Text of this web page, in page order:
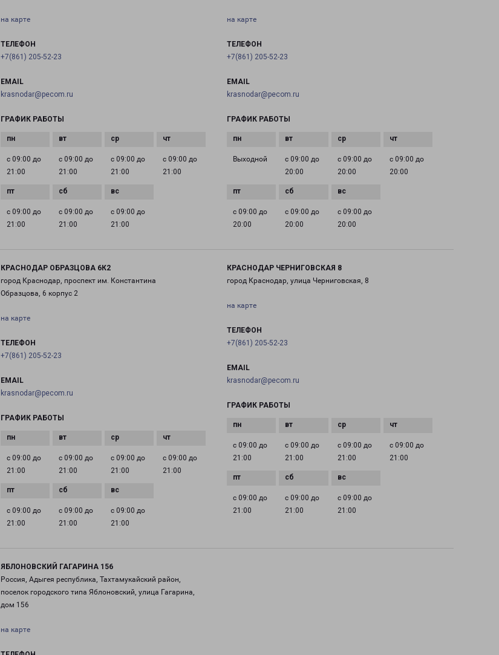
на карте
ТЕЛЕФОН
+7(861) 205-52-23
EMAIL
krasnodar@pecom.ru
ГРАФИК РАБОТЫ
с 09:00 до
21:00
с 09:00 до
21:00
с 09:00 до
21:00
с 09:00 до
21:00
с 09:00 до
21:00
с 09:00 до
21:00
с 09:00 до
21:00
на карте
ТЕЛЕФОН
+7(861) 205-52-23
EMAIL
krasnodar@pecom.ru
ГРАФИК РАБОТЫ
Выходной
с 09:00 до
20:00
с 09:00 до
20:00
с 09:00 до
20:00
с 09:00 до
20:00
с 09:00 до
20:00
с 09:00 до
20:00
КРАСНОДАР ОБРАЗЦОВА 6К2
город Краснодар, проспект им. Константина
Образцова, 6 корпус 2
на карте
ТЕЛЕФОН
+7(861) 205-52-23
EMAIL
krasnodar@pecom.ru
ГРАФИК РАБОТЫ
с 09:00 до
21:00
с 09:00 до
21:00
с 09:00 до
21:00
с 09:00 до
21:00
с 09:00 до
21:00
с 09:00 до
21:00
с 09:00 до
21:00
КРАСНОДАР ЧЕРНИГОВСКАЯ 8
город Краснодар, улица Черниговская, 8
на карте
ТЕЛЕФОН
+7(861) 205-52-23
EMAIL
krasnodar@pecom.ru
ГРАФИК РАБОТЫ
с 09:00 до
21:00
с 09:00 до
21:00
с 09:00 до
21:00
с 09:00 до
21:00
с 09:00 до
21:00
с 09:00 до
21:00
с 09:00 до
21:00
ЯБЛОНОВСКИЙ ГАГАРИНА 156
Россия, Адыгея республика, Тахтамукайский район,
поселок городского типа Яблоновский, улица Гагарина,
дом 156
на карте